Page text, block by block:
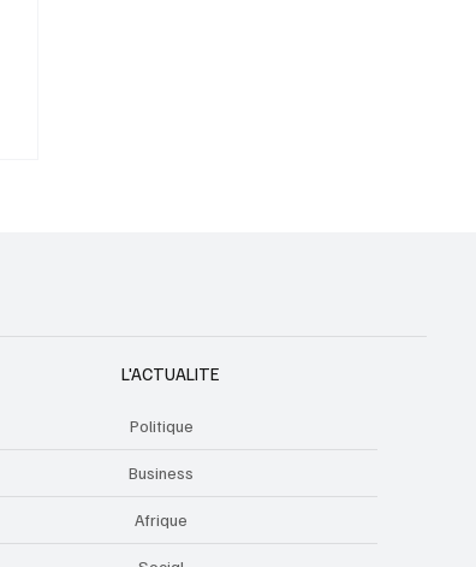
L'ACTUALITE
Politique
Business
Afrique